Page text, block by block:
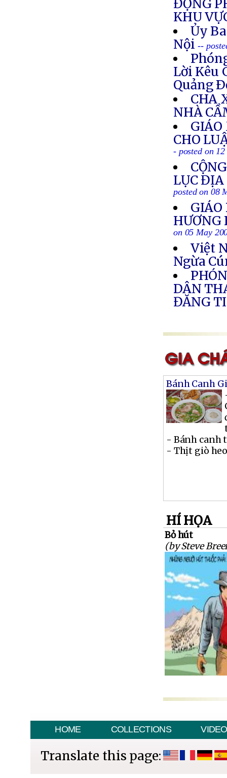
ĐỘNG
KHU
Ủy
Nội--
Lời Kêu
Quảng
CHA
NHÀ
GIÁO
CHO
- posted on
LỤC ĐỊA
posted on 08
HƯƠNG
on 05 May
Việt
Ngừa
DÂN
ĐĂNG
Bánh Canh
- Bánh canh
- Thịt giò
HÍ HỌA
Bỏ hút
(by Steve
HOME COLLECTIONS VIDEO
Translate this page: